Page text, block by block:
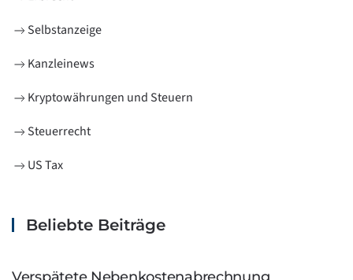
Selbstanzeige
Kanzleinews
Kryptowährungen und Steuern
Steuerrecht
US Tax
Beliebte Beiträge